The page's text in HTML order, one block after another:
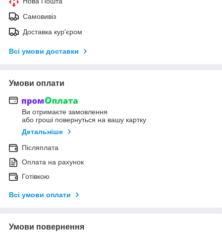
Самовивіз
Доставка кур'єром
Всі умови доставки
Умови оплати
Ви отримаєте замовлення
або гроші повернуться на вашу картку
Детальніше
Післяплата
Оплата на рахунок
Готівкою
Всі умови оплати
Умови повернення